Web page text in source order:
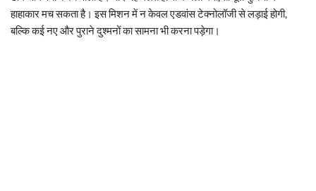
हाहाकार मच सकता है। इस मिशन में न केवल एडवांस टेक्नोलॉजी से लड़ाई होगी,
बल्कि कई नए और पुराने दुश्मनों का सामना भी करना पड़ेगा।